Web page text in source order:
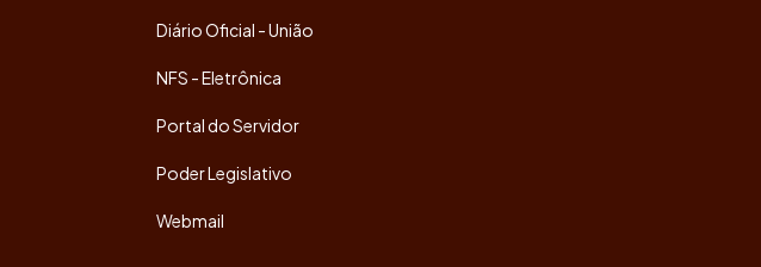
Diário Oficial - União
NFS - Eletrônica
Portal do Servidor
Poder Legislativo
Webmail